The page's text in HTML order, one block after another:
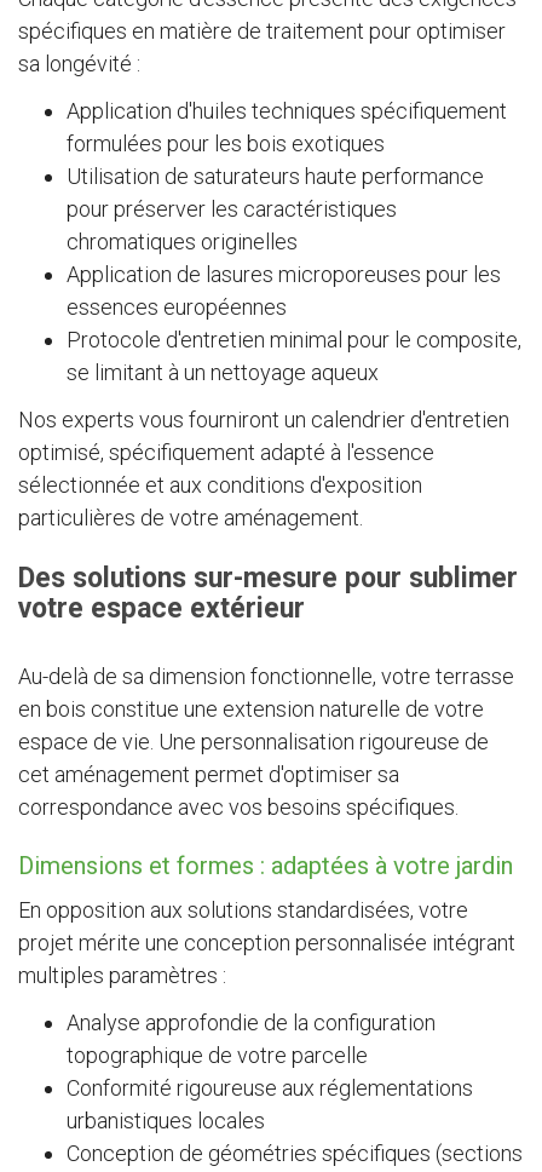
spécifiques en matière de traitement pour optimiser
sa longévité :
Application d'huiles techniques spécifiquement
formulées pour les bois exotiques
Utilisation de saturateurs haute performance
pour préserver les caractéristiques
chromatiques originelles
Application de lasures microporeuses pour les
essences européennes
Protocole d'entretien minimal pour le composite,
se limitant à un nettoyage aqueux
Nos experts vous fourniront un calendrier d'entretien
optimisé, spécifiquement adapté à l'essence
sélectionnée et aux conditions d'exposition
particulières de votre aménagement.
Des solutions sur-mesure pour sublimer
votre espace extérieur
Au-delà de sa dimension fonctionnelle, votre terrasse
en bois constitue une extension naturelle de votre
espace de vie. Une personnalisation rigoureuse de
cet aménagement permet d'optimiser sa
correspondance avec vos besoins spécifiques.
Dimensions et formes : adaptées à votre jardin
En opposition aux solutions standardisées, votre
projet mérite une conception personnalisée intégrant
multiples paramètres :
Analyse approfondie de la configuration
topographique de votre parcelle
Conformité rigoureuse aux réglementations
urbanistiques locales
Conception de géométries spécifiques (sections